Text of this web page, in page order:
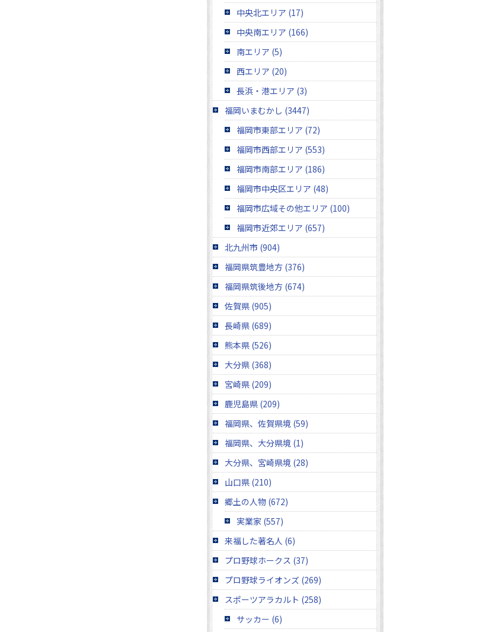
中央北エリア (17)
中央南エリア (166)
南エリア (5)
西エリア (20)
長浜・港エリア (3)
福岡いまむかし (3447)
福岡市東部エリア (72)
福岡市西部エリア (553)
福岡市南部エリア (186)
福岡市中央区エリア (48)
福岡市広域その他エリア (100)
福岡市近郊エリア (657)
北九州市 (904)
福岡県筑豊地方 (376)
福岡県筑後地方 (674)
佐賀県 (905)
長崎県 (689)
熊本県 (526)
大分県 (368)
宮崎県 (209)
鹿児島県 (209)
福岡県、佐賀県境 (59)
福岡県、大分県境 (1)
大分県、宮崎県境 (28)
山口県 (210)
郷土の人物 (672)
実業家 (557)
来福した著名人 (6)
プロ野球ホークス (37)
プロ野球ライオンズ (269)
スポーツアラカルト (258)
サッカー (6)